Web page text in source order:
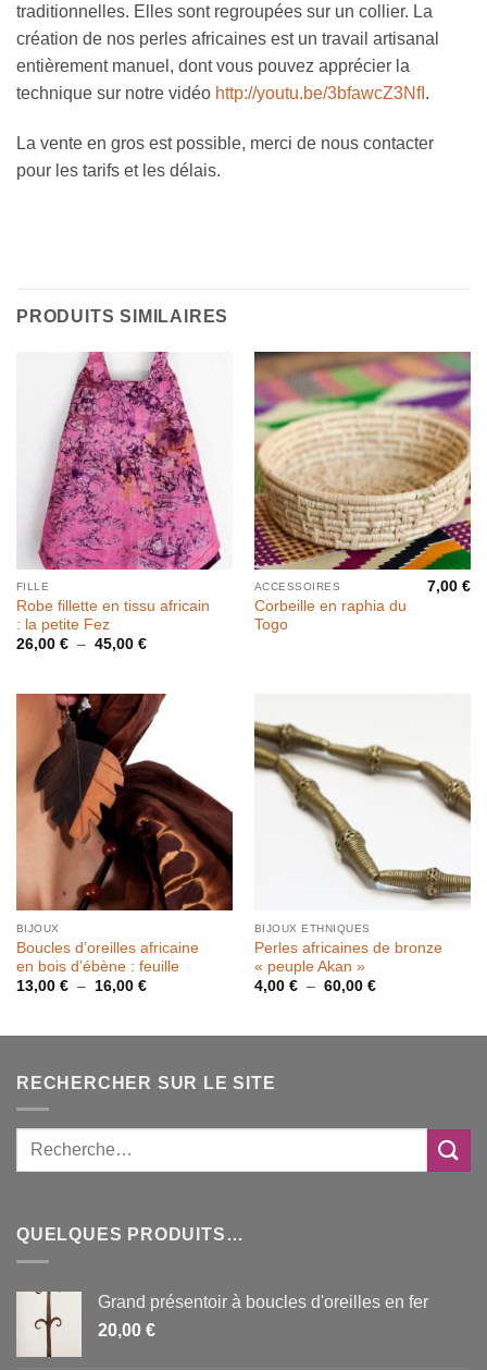
traditionnelles. Elles sont regroupées sur un collier. La
création de nos perles africaines est un travail artisanal
entièrement manuel, dont vous pouvez apprécier la
technique sur notre vidéo http://youtu.be/3bfawcZ3NfI .
La vente en gros est possible, merci de nous contacter
pour les tarifs et les délais.
PRODUITS SIMILAIRES
FILLE
Robe fillette en tissu africain
: la petite Fez
26,00 € – 45,00 €Plage
à
45,00 €
ACCESSOIRES
Corbeille en raphia du
Togo
7,00€
BIJOUX
Boucles d’oreilles africaine
en bois d’ébène : feuille
13,00 € – 16,00 €Plage
BIJOUX ETHNIQUES
Perles africaines de bronze
« peuple Akan »
4,00 € – 60,00 €Plage
RECHERCHER SUR LE SITE
QUELQUES PRODUITS…
Grand présentoir à boucles d'oreilles en fer
20,00 €